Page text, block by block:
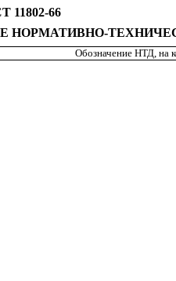
11802-66
НОРМАТИВНО-
Обозначение НТД, на